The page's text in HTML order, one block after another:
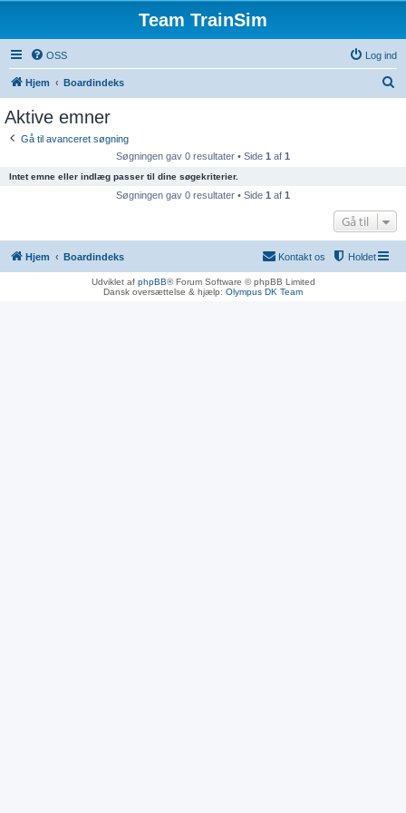
Team TrainSim
OSS Log ind
Hjem Boardindeks
Aktive emner
Gå til avanceret søgning
Søgningen gav 0 resultater • Side 1 af 1
Intet emne eller indlæg passer til dine søgekriterier.
Søgningen gav 0 resultater • Side 1 af 1
Gå til
Hjem Boardindeks Holdet
Kontakt os
Udviklet af phpBB® Forum Software © phpBB Limited
Dansk oversættelse & hjælp: Olympus DK Team